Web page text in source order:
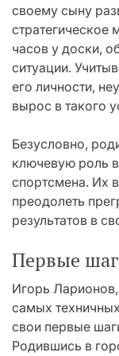
своему сыну
часов у доски,
ситуации.
его личности,
вырос в такого
Безусловно,
ключевую роль в
спортсмена. Их
преодолеть
результатов в
Первые
Игорь
самых
свои первые
Родившись в